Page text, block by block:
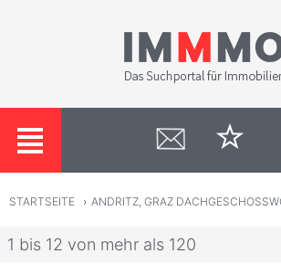
STARTSEITE › ANDRITZ, GRAZ
1 bis 12 von mehr als 120